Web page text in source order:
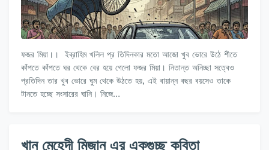
ফজর মিয়া।। ইব্রাহিম খলিল প্র তিদিনকার মতো আজো খুব ভোরে উঠে শীতে
কাঁপতে কাঁপতে ঘর থেকে বের হয়ে গেলো ফজর মিয়া। নিতান্ত অনিচ্ছা সত্বেও
প্রতিদিন তার খুব ভোরে ঘুম থেকে উঠতে হয়, এই বায়ান্ন বছর বয়সেও তাকে
টানতে হচ্ছে সংসারের ঘানি। নিজে…
খান মেহেদী মিজান এর একগুচ্ছ কবিতা